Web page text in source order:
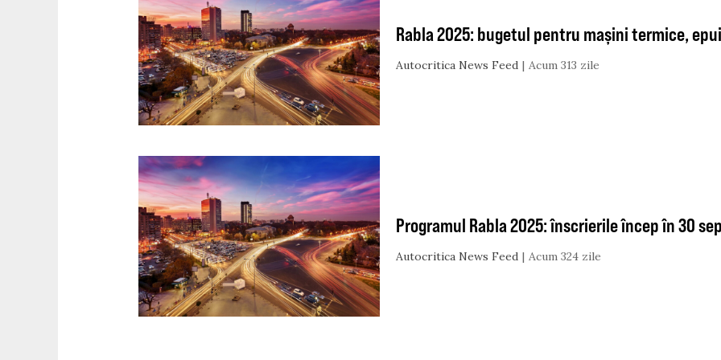
Rabla 2025: bugetul pentru mașini termice,
Autocritica News Feed Acum 313 zile
Programul Rabla 2025: înscrierile încep în 30
Autocritica News Feed Acum 324 zile